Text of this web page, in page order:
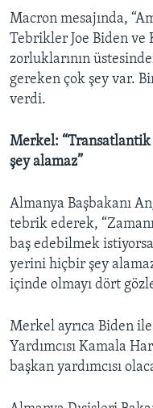
Macron mesajında,
Tebrikler Joe Biden ve
zorluklarının
gereken çok şey var.
verdi.
Merkel:
şey alamaz”
Almanya Başbakanı
tebrik ederek,
baş edebilmek
yerini hiçbir şey
içinde olmayı dört
Merkel ayrıca Biden
Yardımcısı Kamala
başkan yardımcısı